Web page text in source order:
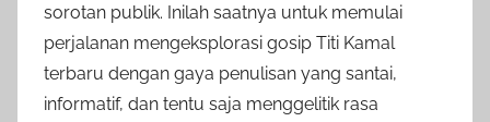
sorotan publik. Inilah saatnya untuk memulai
perjalanan mengeksplorasi gosip Titi Kamal
terbaru dengan gaya penulisan yang santai,
informatif, dan tentu saja menggelitik rasa